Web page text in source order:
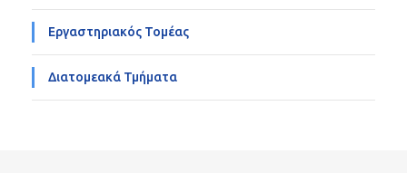
Εργαστηριακός Τομέας
Διατομεακά Τμήματα